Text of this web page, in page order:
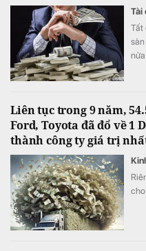
Tài
Tất
Liên tục trong 9 năm,
Ford, Toyota đã đổ về 1
thành công ty giá trị